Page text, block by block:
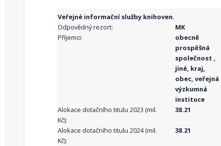
Veřejné informační služby knihoven.
Odpovědný rezort:
MK
Příjemci:
obecně
prospěšná
společnost ,
jiné, kraj,
obec, veřejná
výzkumná
instituce
Alokace dotačního titulu 2023 (mil.
Kč):
38.21
Alokace dotačního titulu 2024 (mil.
Kč):
38.21